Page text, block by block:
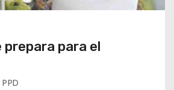
prepara para el
PPD